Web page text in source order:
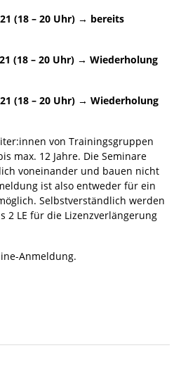
(18 – 20 Uhr) → bereits
(18 – 20 Uhr) → Wiederholung
(18 – 20 Uhr) → Wiederholung
von Trainingsgruppen
max. 12 Jahre. Die Seminare
voneinander und bauen nicht
ist also entweder für ein
Selbstverständlich werden
2 LE für die Lizenzverlängerung
Anmeldung.